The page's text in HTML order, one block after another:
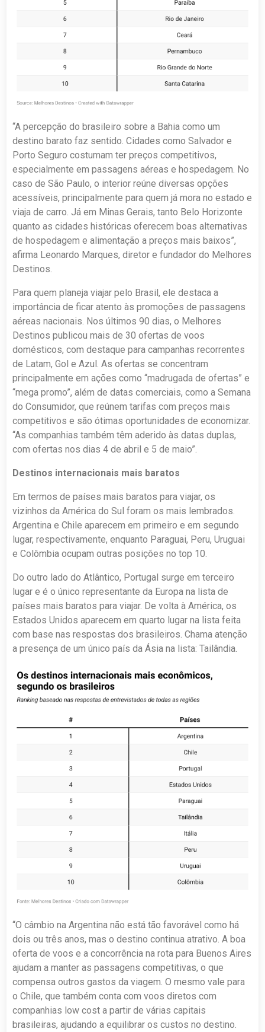
“A percepção do brasileiro sobre a Bahia como um
destino barato faz sentido. Cidades como Salvador e
Porto Seguro costumam ter preços competitivos,
especialmente em passagens aéreas e hospedagem. No
caso de São Paulo, o interior reúne diversas opções
acessíveis, principalmente para quem já mora no estado e
viaja de carro. Já em Minas Gerais, tanto Belo Horizonte
quanto as cidades históricas oferecem boas alternativas
de hospedagem e alimentação a preços mais baixos”,
afirma Leonardo Marques, diretor e fundador do Melhores
Destinos.
Para quem planeja viajar pelo Brasil, ele destaca a
importância de ficar atento às promoções de passagens
aéreas nacionais. Nos últimos 90 dias, o Melhores
Destinos publicou mais de 30 ofertas de voos
domésticos, com destaque para campanhas recorrentes
de Latam, Gol e Azul. As ofertas se concentram
principalmente em ações como “madrugada de ofertas” e
“mega promo”, além de datas comerciais, como a Semana
do Consumidor, que reúnem tarifas com preços mais
competitivos e são ótimas oportunidades de economizar.
“As companhias também têm aderido às datas duplas,
com ofertas nos dias 4 de abril e 5 de maio”.
Destinos internacionais mais baratos
Em termos de países mais baratos para viajar, os
vizinhos da América do Sul foram os mais lembrados.
Argentina e Chile aparecem em primeiro e em segundo
lugar, respectivamente, enquanto Paraguai, Peru, Uruguai
e Colômbia ocupam outras posições no top 10.
Do outro lado do Atlântico, Portugal surge em terceiro
lugar e é o único representante da Europa na lista de
países mais baratos para viajar. De volta à América, os
Estados Unidos aparecem em quarto lugar na lista feita
com base nas respostas dos brasileiros. Chama atenção
a presença de um único país da Ásia na lista: Tailândia.
“O câmbio na Argentina não está tão favorável como há
dois ou três anos, mas o destino continua atrativo. A boa
oferta de voos e a concorrência na rota para Buenos Aires
ajudam a manter as passagens competitivas, o que
compensa outros gastos da viagem. O mesmo vale para
o Chile, que também conta com voos diretos com
companhias low cost a partir de várias capitais
brasileiras, ajudando a equilibrar os custos no destino.